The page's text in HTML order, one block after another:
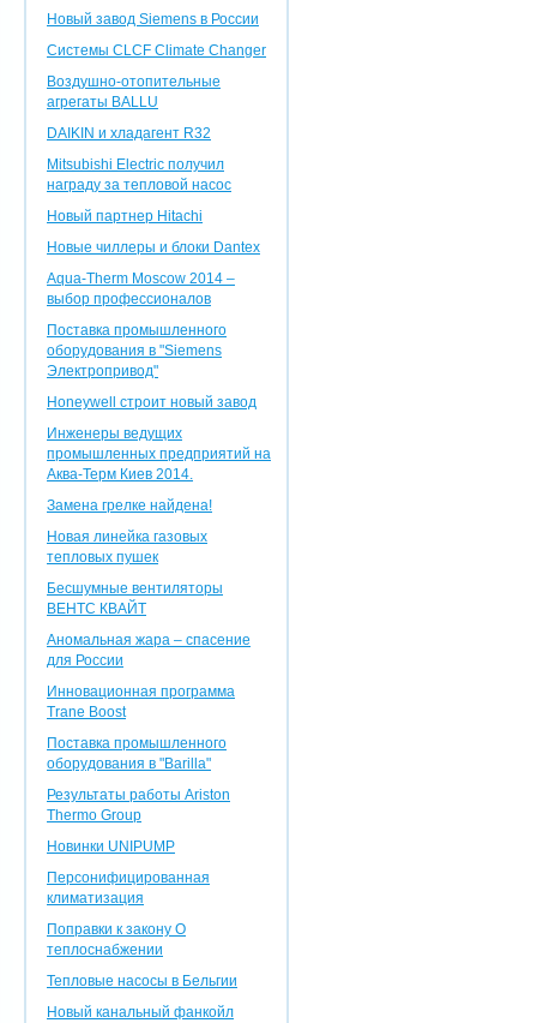
Новый завод Siemens в России
Системы CLCF Climate Changer
Воздушно-отопительные
агрегаты BALLU
DAIKIN и хладагент R32
Mitsubishi Electric получил
награду за тепловой насос
Новый партнер Hitachi
Новые чиллеры и блоки Dantex
Aqua-Therm Moscow 2014 –
выбор профессионалов
Поставка промышленного
оборудования в "Siemens
Электропривод"
Honeywell строит новый завод
Инженеры ведущих
промышленных предприятий на
Аква-Терм Киев 2014.
Замена грелке найдена!
Новая линейка газовых
тепловых пушек
Бесшумные вентиляторы
ВЕНТС КВАЙТ
Аномальная жара – спасение
для России
Инновационная программа
Trane Boost
Поставка промышленного
оборудования в "Barilla"
Результаты работы Ariston
Thermo Group
Новинки UNIPUMP
Персонифицированная
климатизация
Поправки к закону О
теплоснабжении
Тепловые насосы в Бельгии
Новый канальный фанкойл